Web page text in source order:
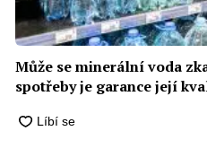
Může se minerální voda
spotřeby je garance její